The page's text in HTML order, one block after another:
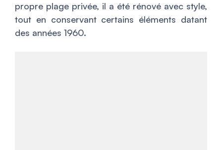
propre plage privée, il a été rénové avec style,
tout en conservant certains éléments datant
des années 1960.